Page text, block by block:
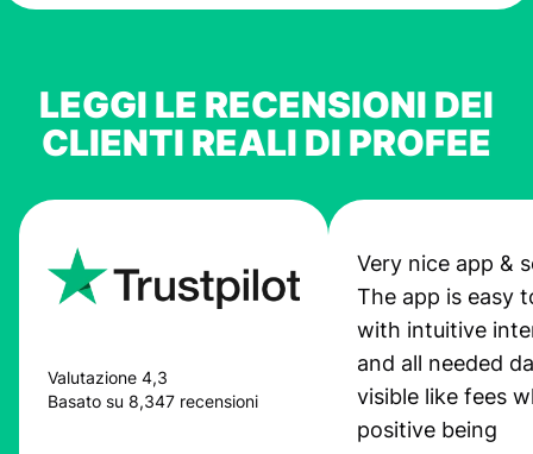
LEGGI LE RECENSIONI DEI
CLIENTI REALI DI PROFEE
Valutazione 4,3
Basato su 8,347 recensioni
Very nice app &
The app is easy
with intuitive
and all needed
visible like fees
positive being